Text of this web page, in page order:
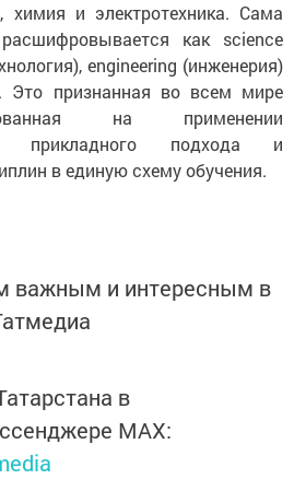
химия и электротехника. Сама
как science
engineering (инженерия)
Это признанная во всем мире
на применении
прикладного подхода и
в единую схему обучения.
важным и интересным в
в
MАХ: